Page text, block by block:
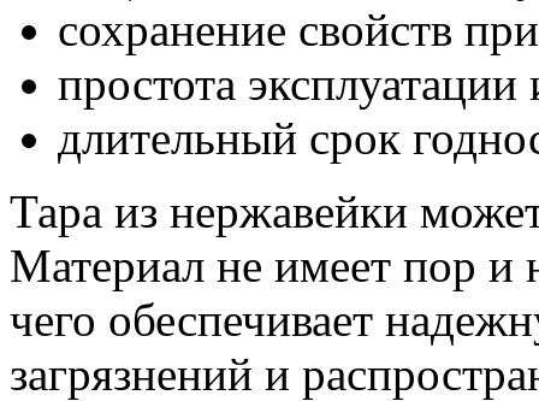
сохранение свойств
простота эксплуатации
длительный срок
Тара из нержавейки
Материал не имеет пор и
чего обеспечивает
загрязнений и